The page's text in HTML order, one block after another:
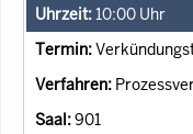
10:00 Uhr
901